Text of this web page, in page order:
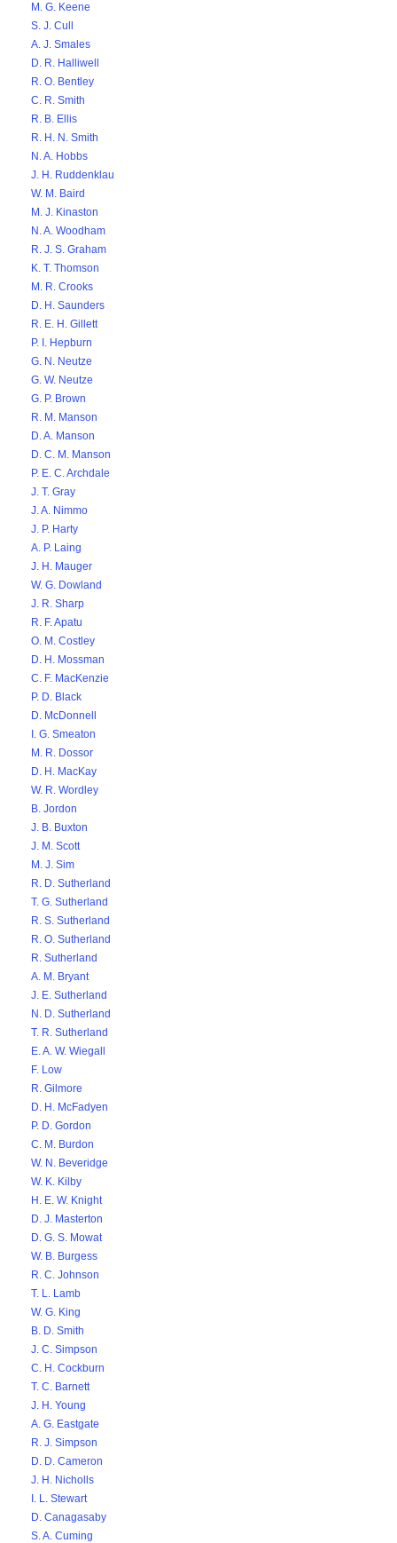
M. G. Keene
S. J. Cull
A. J. Smales
D. R. Halliwell
R. O. Bentley
C. R. Smith
R. B. Ellis
R. H. N. Smith
N. A. Hobbs
J. H. Ruddenklau
W. M. Baird
M. J. Kinaston
N. A. Woodham
R. J. S. Graham
K. T. Thomson
M. R. Crooks
D. H. Saunders
R. E. H. Gillett
P. I. Hepburn
G. N. Neutze
G. W. Neutze
G. P. Brown
R. M. Manson
D. A. Manson
D. C. M. Manson
P. E. C. Archdale
J. T. Gray
J. A. Nimmo
J. P. Harty
A. P. Laing
J. H. Mauger
W. G. Dowland
J. R. Sharp
R. F. Apatu
O. M. Costley
D. H. Mossman
C. F. MacKenzie
P. D. Black
D. McDonnell
I. G. Smeaton
M. R. Dossor
D. H. MacKay
W. R. Wordley
B. Jordon
J. B. Buxton
J. M. Scott
M. J. Sim
R. D. Sutherland
T. G. Sutherland
R. S. Sutherland
R. O. Sutherland
R. Sutherland
A. M. Bryant
J. E. Sutherland
N. D. Sutherland
T. R. Sutherland
E. A. W. Wiegall
F. Low
R. Gilmore
D. H. McFadyen
P. D. Gordon
C. M. Burdon
W. N. Beveridge
W. K. Kilby
H. E. W. Knight
D. J. Masterton
D. G. S. Mowat
W. B. Burgess
R. C. Johnson
T. L. Lamb
W. G. King
B. D. Smith
J. C. Simpson
C. H. Cockburn
T. C. Barnett
J. H. Young
A. G. Eastgate
R. J. Simpson
D. D. Cameron
J. H. Nicholls
I. L. Stewart
D. Canagasaby
S. A. Cuming